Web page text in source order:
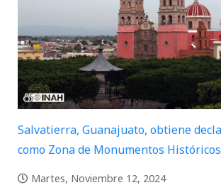
Salvatierra, Guanajuato, obtiene
como Zona de Monumentos Históricos
Martes, Noviembre 12, 2024